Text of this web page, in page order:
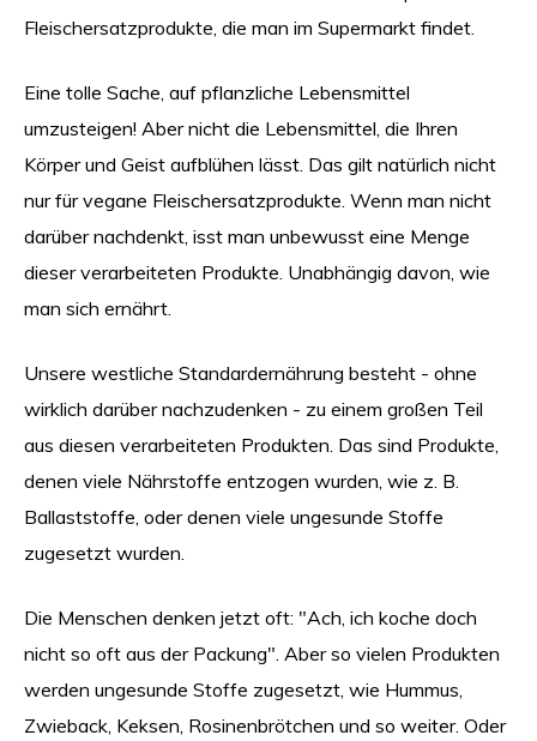
Fleischersatzprodukte, die man im Supermarkt findet.
Eine tolle Sache, auf pflanzliche Lebensmittel
umzusteigen! Aber nicht die Lebensmittel, die Ihren
Körper und Geist aufblühen lässt. Das gilt natürlich nicht
nur für vegane Fleischersatzprodukte. Wenn man nicht
darüber nachdenkt, isst man unbewusst eine Menge
dieser verarbeiteten Produkte. Unabhängig davon, wie
man sich ernährt.
Unsere westliche Standardernährung besteht - ohne
wirklich darüber nachzudenken - zu einem großen Teil
aus diesen verarbeiteten Produkten. Das sind Produkte,
denen viele Nährstoffe entzogen wurden, wie z. B.
Ballaststoffe, oder denen viele ungesunde Stoffe
zugesetzt wurden.
Die Menschen denken jetzt oft: "Ach, ich koche doch
nicht so oft aus der Packung". Aber so vielen Produkten
werden ungesunde Stoffe zugesetzt, wie Hummus,
Zwieback, Keksen, Rosinenbrötchen und so weiter. Oder